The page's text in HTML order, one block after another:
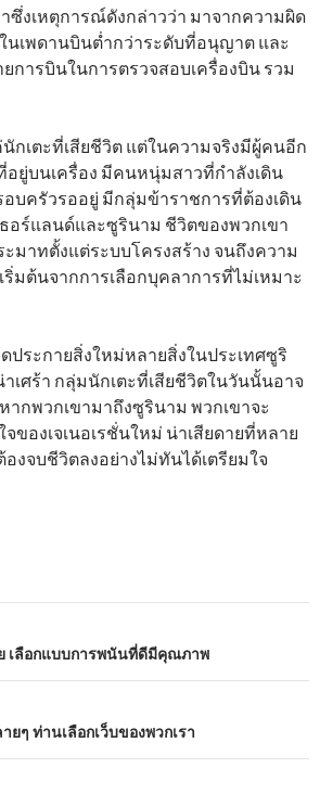
ซึ่งเหตุการณ์ดังกล่าวว่า มาจากความผิด
เพดานบินต่ำกว่าระดับที่อนุญาต และ
การบินในการตรวจสอบเครื่องบิน รวม
กเตะที่เสียชีวิต แต่ในความจริงมีผู้คนอีก
ยู่บนเครื่อง มีคนหนุ่มสาวที่กำลังเดิน
บครัวรออยู่ มีกลุ่มข้าราชการที่ต้องเดิน
ธอร์แลนด์และซูรินาม ชีวิตของพวกเขา
ะมาทตั้งแต่ระบบโครงสร้าง จนถึงความ
มต้นจากการเลือกบุคลาการที่ไม่เหมาะ
ประกายสิ่งใหม่หลายสิ่งในประเทศซูริ
เศร้า กลุ่มนักเตะที่เสียชีวิตในวันนั้นอาจ
ากพวกเขามาถึงซูรินาม พวกเขาจะ
ของเจเนอเรชั่นใหม่ น่าเสียดายที่หลาย
งจบชีวิตลงอย่างไม่ทันได้เตรียมใจ
เลือกแบบการพนันที่ดีมีคุณภาพ
ๆ ท่านเลือกเว็บของพวกเรา